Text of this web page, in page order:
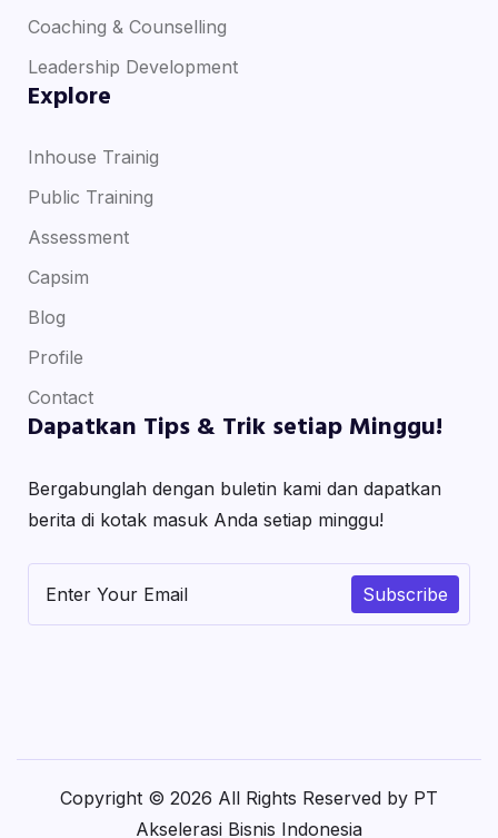
Coaching & Counselling
Leadership Development
Explore
Inhouse Trainig
Public Training
Assessment
Capsim
Blog
Profile
Contact
Dapatkan Tips & Trik setiap Minggu!
Bergabunglah dengan buletin kami dan dapatkan
berita di kotak masuk Anda setiap minggu!
Subscribe
Copyright © 2026 All Rights Reserved by PT
Akselerasi Bisnis Indonesia